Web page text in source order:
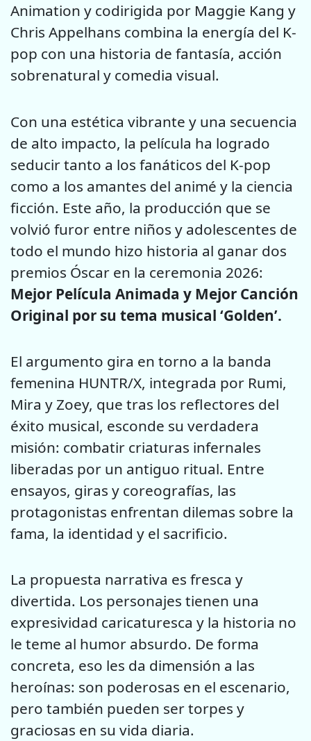
Animation y codirigida por Maggie Kang y
Chris Appelhans combina la energía del K-
pop con una historia de fantasía, acción
sobrenatural y comedia visual.
Con una estética vibrante y una secuencia
de alto impacto, la película ha logrado
seducir tanto a los fanáticos del K-pop
como a los amantes del animé y la ciencia
ficción. Este año, la producción que se
volvió furor entre niños y adolescentes de
todo el mundo hizo historia al ganar dos
premios Óscar en la ceremonia 2026:
Mejor Película Animada y Mejor Canción
Original por su tema musical ‘Golden’.
El argumento gira en torno a la banda
femenina HUNTR/X, integrada por Rumi,
Mira y Zoey, que tras los reflectores del
éxito musical, esconde su verdadera
misión: combatir criaturas infernales
liberadas por un antiguo ritual. Entre
ensayos, giras y coreografías, las
protagonistas enfrentan dilemas sobre la
fama, la identidad y el sacrificio.
La propuesta narrativa es fresca y
divertida. Los personajes tienen una
expresividad caricaturesca y la historia no
le teme al humor absurdo. De forma
concreta, eso les da dimensión a las
heroínas: son poderosas en el escenario,
pero también pueden ser torpes y
graciosas en su vida diaria.